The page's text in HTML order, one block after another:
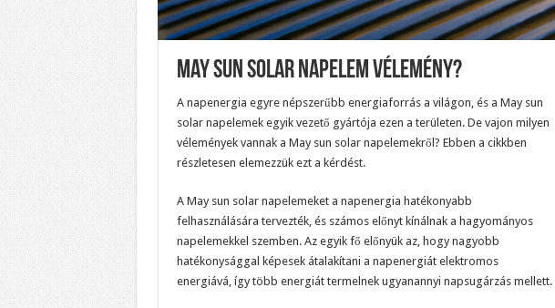
May Sun Solar Napelem Vélemény?
A napenergia egyre népszerűbb energiaforrás a világon, és a May sun
solar napelemek egyik vezető gyártója ezen a területen. De vajon milyen
vélemények vannak a May sun solar napelemekről? Ebben a cikkben
részletesen elemezzük ezt a kérdést.
A May sun solar napelemeket a napenergia hatékonyabb
felhasználására tervezték, és számos előnyt kínálnak a hagyományos
napelemekkel szemben. Az egyik fő előnyük az, hogy nagyobb
hatékonysággal képesek átalakítani a napenergiát elektromos
energiává, így több energiát termelnek ugyanannyi napsugárzás mellett.